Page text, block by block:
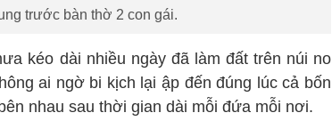
trước bàn thờ 2 con gái.
kéo dài nhiều ngày đã làm đất trên núi no
ai ngờ bi kịch lại ập đến đúng lúc cả bốn
nhau sau thời gian dài mỗi đứa mỗi nơi.